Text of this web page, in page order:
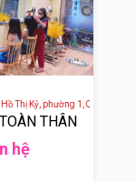
Kỷ, phường 1, Quận 10, Ho
THÂN
hệ